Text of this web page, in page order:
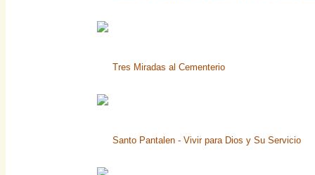
Tres Miradas al Cementerio
Santo Pantalen - Vivir para Dios y Su Servicio